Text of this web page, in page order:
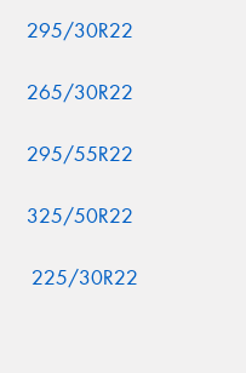
295/30R22
265/30R22
295/55R22
325/50R22
225/30R22